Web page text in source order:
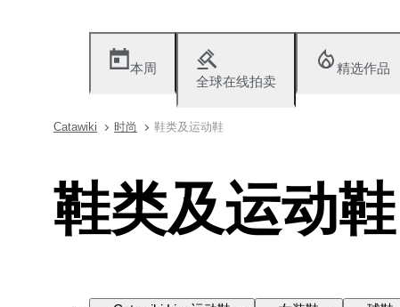
本周
全球在线拍卖
精选作品
Catawiki 时尚 鞋类及运动鞋
鞋类及运动鞋